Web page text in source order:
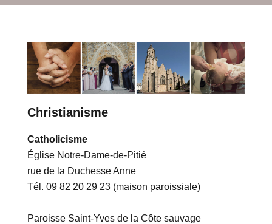
Christianisme
Catholicisme
Église Notre-Dame-de-Pitié
rue de la Duchesse Anne
Tél. 09 82 20 29 23 (maison paroissiale)
Paroisse Saint-Yves de la Côte sauvage